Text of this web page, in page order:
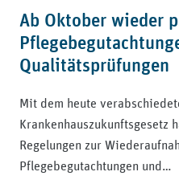
Ab Oktober wieder
Qualitätsprüfungen
Mit dem heute
Krankenhauszukunftsgesetz
Regelungen zur
Pflegebegutachtungen und…